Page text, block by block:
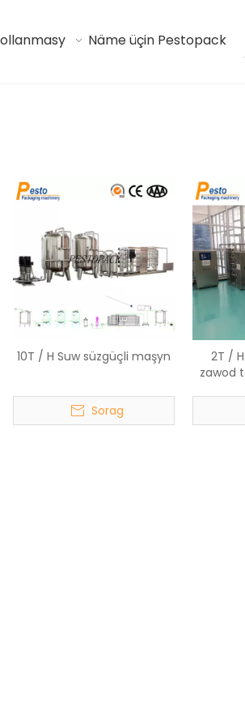
Näme üçin Pestopack
10T / H Suw süzgüçli maşyn
Sorag
2T /
zawod